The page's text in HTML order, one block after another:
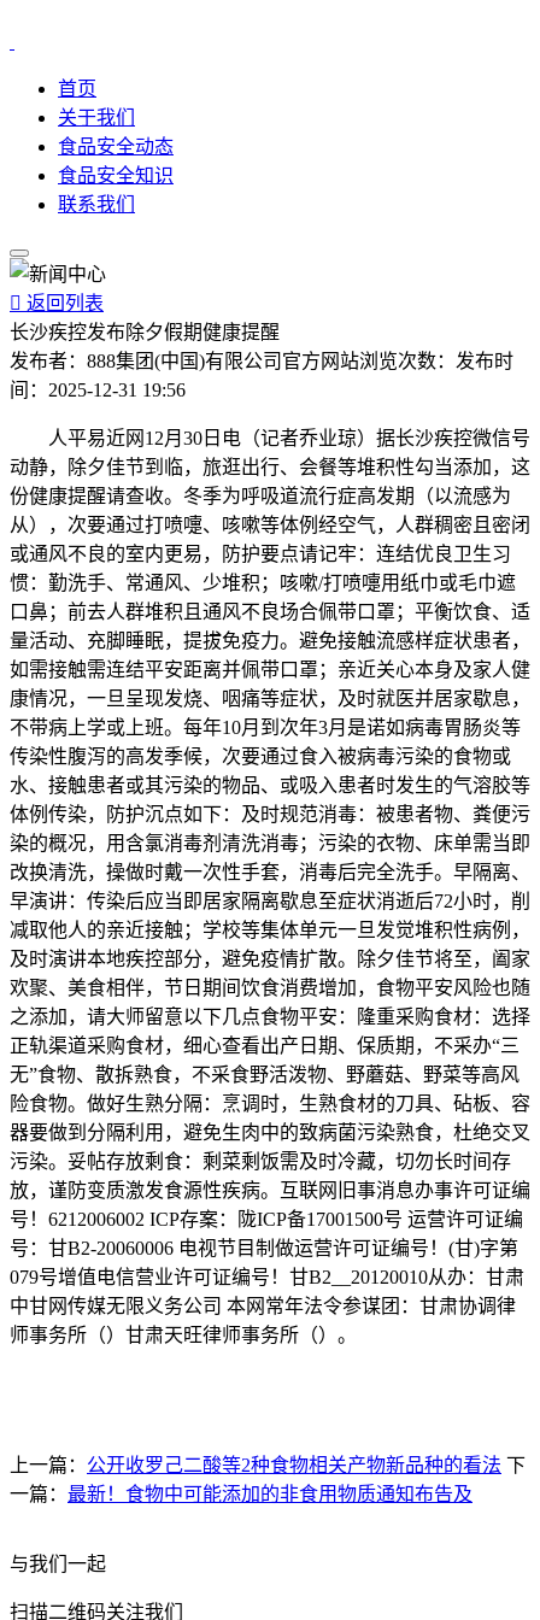
首页
关于我们
食品安全动态
食品安全知识
联系我们
 返回列表
长沙疾控发布除夕假期健康提醒
发布者： 888集团(中国)有限公司官方网站浏览次数： 发布时
间： 2025-12-31 19:56
人平易近网12月30日电（记者乔业琼）据长沙疾控微信号
动静，除夕佳节到临，旅逛出行、会餐等堆积性勾当添加，这
份健康提醒请查收。冬季为呼吸道流行症高发期（以流感为
从），次要通过打喷嚏、咳嗽等体例经空气，人群稠密且密闭
或通风不良的室内更易，防护要点请记牢：连结优良卫生习
惯：勤洗手、常通风、少堆积；咳嗽/打喷嚏用纸巾或毛巾遮
口鼻；前去人群堆积且通风不良场合佩带口罩；平衡饮食、适
量活动、充脚睡眠，提拔免疫力。避免接触流感样症状患者，
如需接触需连结平安距离并佩带口罩；亲近关心本身及家人健
康情况，一旦呈现发烧、咽痛等症状，及时就医并居家歇息，
不带病上学或上班。每年10月到次年3月是诺如病毒胃肠炎等
传染性腹泻的高发季候，次要通过食入被病毒污染的食物或
水、接触患者或其污染的物品、或吸入患者时发生的气溶胶等
体例传染，防护沉点如下：及时规范消毒：被患者物、粪便污
染的概况，用含氯消毒剂清洗消毒；污染的衣物、床单需当即
改换清洗，操做时戴一次性手套，消毒后完全洗手。早隔离、
早演讲：传染后应当即居家隔离歇息至症状消逝后72小时，削
减取他人的亲近接触；学校等集体单元一旦发觉堆积性病例，
及时演讲本地疾控部分，避免疫情扩散。除夕佳节将至，阖家
欢聚、美食相伴，节日期间饮食消费增加，食物平安风险也随
之添加，请大师留意以下几点食物平安：隆重采购食材：选择
正轨渠道采购食材，细心查看出产日期、保质期，不采办“三
无”食物、散拆熟食，不采食野活泼物、野蘑菇、野菜等高风
险食物。做好生熟分隔：烹调时，生熟食材的刀具、砧板、容
器要做到分隔利用，避免生肉中的致病菌污染熟食，杜绝交叉
污染。妥帖存放剩食：剩菜剩饭需及时冷藏，切勿长时间存
放，谨防变质激发食源性疾病。互联网旧事消息办事许可证编
号！6212006002 ICP存案：陇ICP备17001500号 运营许可证编
号：甘B2-20060006 电视节目制做运营许可证编号！(甘)字第
079号增值电信营业许可证编号！甘B2__20120010从办：甘肃
中甘网传媒无限义务公司 本网常年法令参谋团：甘肃协调律
师事务所（）甘肃天旺律师事务所（）。
上一篇： 公开收罗己二酸等2种食物相关产物新品种的看法 下
一篇： 最新！食物中可能添加的非食用物质通知布告及
与我们一起
扫描二维码关注我们